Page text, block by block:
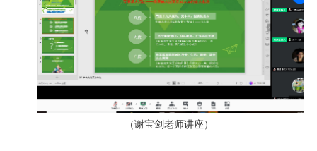
（谢宝剑老师讲座）